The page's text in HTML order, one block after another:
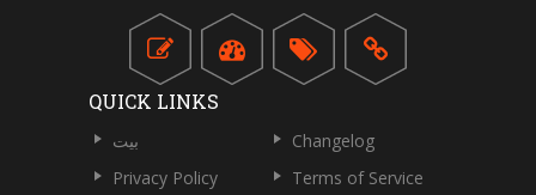
QUICK LINKS
بيت
Changelog
Privacy Policy
Terms of Service